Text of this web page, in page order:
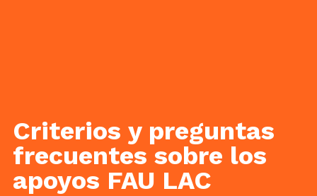
Criterios y preguntas
frecuentes sobre los
apoyos FAU LAC